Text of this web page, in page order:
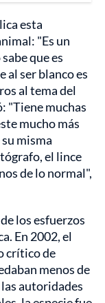
esta
"Es un
que es
al ser blanco es
al tema del
"Tiene muchas
mucho más
misma
el lince
de lo normal",
los esfuerzos
En 2002, el
crítico de
menos de
autoridades